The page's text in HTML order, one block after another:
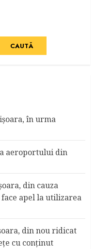
CAUTĂ
în urma
aeroportului din
din cauza
apel la utilizarea
din nou ridicat
cu conţinut